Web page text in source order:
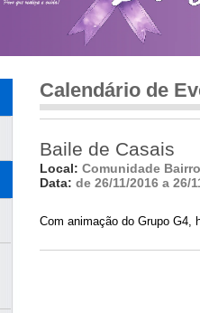
Calendário de
Baile de Casais
Local: Comunidade
Data: de 26/11/2016 a 26/
Com animação do Grupo G4,